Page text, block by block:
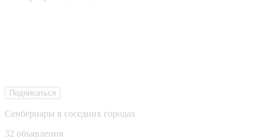
Подписаться
Сенбернары в соседних городах
32 объявления